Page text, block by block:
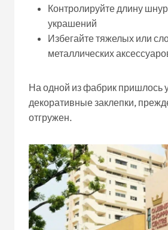
Контролируйте длину
украшений
Избегайте тяжелых или
металлических
На одной из фабрик пришлось
декоративные заклепки,
отгружен.